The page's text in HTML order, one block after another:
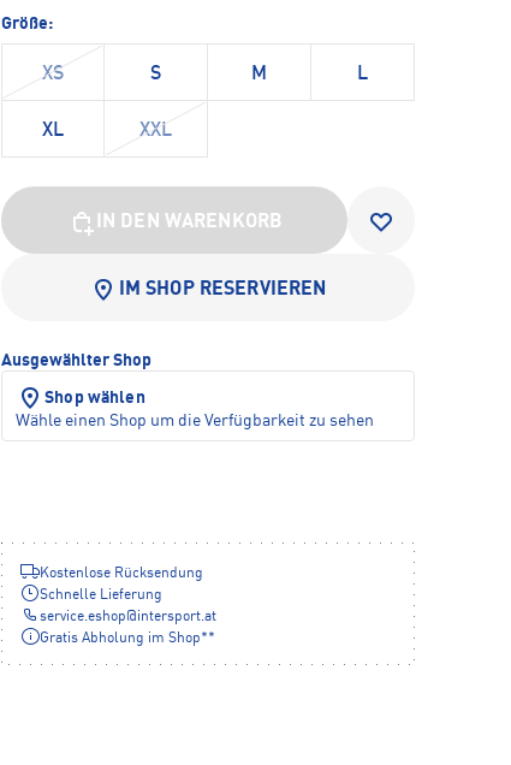
Größe:
XS S M L
XL XXL
IN DEN WARENKORB
IM SHOP RESERVIEREN
Ausgewählter Shop
Shop wählen
Wähle einen Shop um die Verfügbarkeit zu sehen
Kostenlose Rücksendung
Schnelle Lieferung
service.eshop@intersport.at
Gratis Abholung im Shop**